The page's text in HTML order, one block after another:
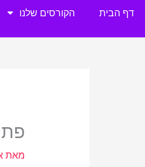
לתוכן
דף הבית הקורסים שלנו
מאת